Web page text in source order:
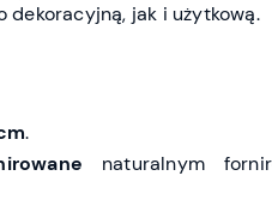
dekoracyjną, jak i użytkową.
.
naturalnym